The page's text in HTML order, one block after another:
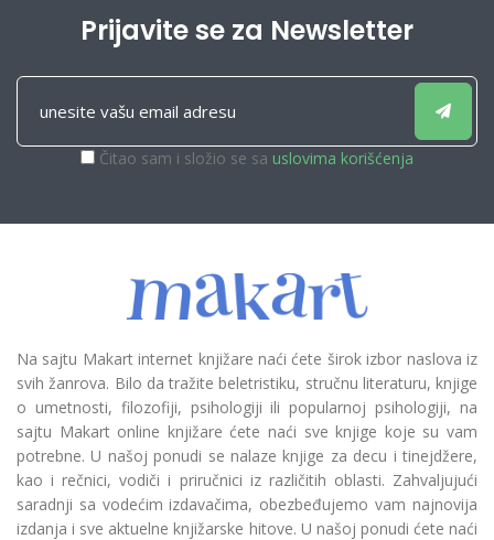
Prijavite se za Newsletter
Čitao sam i složio se sa uslovima korišćenja
Na sajtu Makart internet knjižare naći ćete širok izbor naslova iz
svih žanrova. Bilo da tražite beletristiku, stručnu literaturu, knjige
o umetnosti, filozofiji, psihologiji ili popularnoj psihologiji, na
sajtu Makart online knjižare ćete naći sve knjige koje su vam
potrebne. U našoj ponudi se nalaze knjige za decu i tinejdžere,
kao i rečnici, vodiči i priručnici iz različitih oblasti. Zahvaljujući
saradnji sa vodećim izdavačima, obezbeđujemo vam najnovija
izdanja i sve aktuelne knjižarske hitove. U našoj ponudi ćete naći